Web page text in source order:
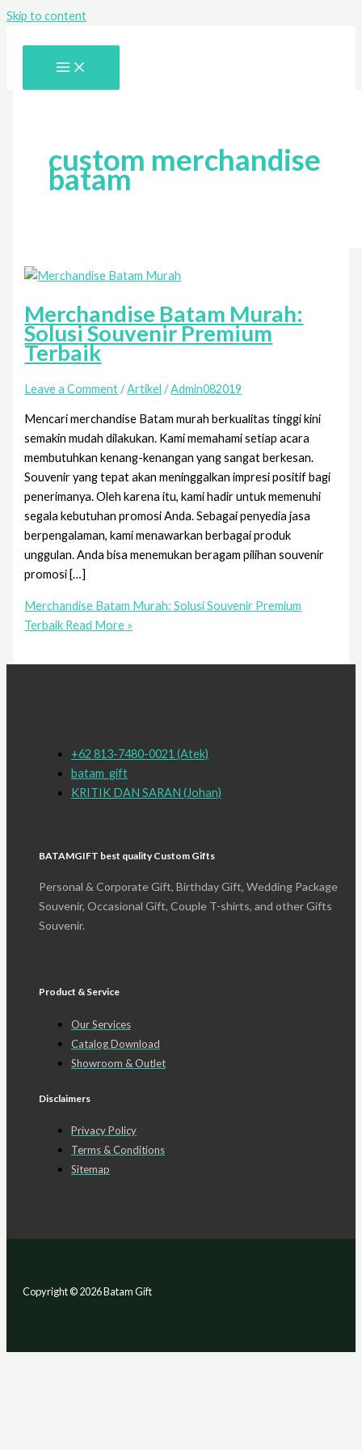
Skip to content
custom merchandise
batam
Merchandise Batam Murah:
Solusi Souvenir Premium
Terbaik
Leave a Comment /Artikel /Admin082019
Mencari merchandise Batam murah berkualitas tinggi kini
semakin mudah dilakukan. Kami memahami setiap acara
membutuhkan kenang-kenangan yang sangat berkesan.
Souvenir yang tepat akan meninggalkan impresi positif bagi
penerimanya. Oleh karena itu, kami hadir untuk memenuhi
segala kebutuhan promosi Anda. Sebagai penyedia jasa
berpengalaman, kami menawarkan berbagai produk
unggulan. Anda bisa menemukan beragam pilihan souvenir
promosi […]
Merchandise Batam Murah: Solusi Souvenir Premium
Terbaik Read More »
+62 813-7480-0021 (Atek)
batam_gift
KRITIK DAN SARAN (Johan)
BATAMGIFT best quality Custom Gifts
Personal & Corporate Gift, Birthday Gift, Wedding Package
Souvenir, Occasional Gift, Couple T-shirts, and other Gifts
Souvenir.
Product & Service
Our Services
Catalog Download
Showroom & Outlet
Disclaimers
Privacy Policy
Terms & Conditions
Sitemap
Copyright © 2026 Batam Gift